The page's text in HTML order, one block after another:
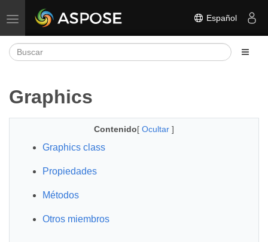
Alternar navegación Español
Graphics
Contenido[ Ocultar ]
Graphics class
Propiedades
Métodos
Otros miembros